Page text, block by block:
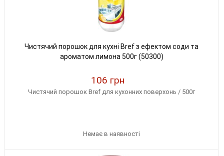
Чистячий порошок для кухні Bref з ефектом соди та
ароматом лимона 500г (50300)
106 грн
Чистячий порошок Bref для кухонних поверхонь / 500г
Немає в наявності